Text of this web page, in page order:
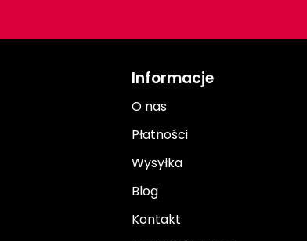
Informacje
O nas
Płatności
Wysyłka
Blog
Kontakt